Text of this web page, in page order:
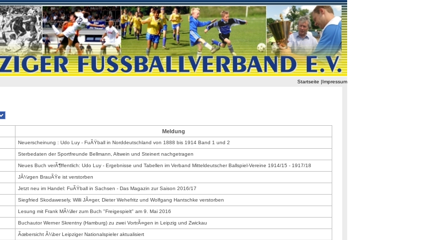
Startseite |Impressum
Meldung
Neuerscheinung : Udo Luy - FuÃŸball in Norddeutschland von 1888 bis 1914 Band 1 und 2
Sterbedaten der Sportfreunde Bellmann, Altwein und Steinert nachgetragen
Neues Buch verÃ¶ffentlich: Udo Luy - Ergebnisse und Tabellen im Verband Mitteldeutscher Ballspiel-Vereine 1914/15 - 1917/18
JÃ¼rgen BrauÃŸe ist verstorben
Jetzt neu im Handel: FuÃŸball in Sachsen - Das Magazin zur Saison 2016/17
Siegfried Skodawesely, Willi JÃ¤ger, Dieter Wehefritz und Wolfgang Hantschke verstorben
Lesung mit Frank MÃ¼ller zum Buch "Freigespielt" am 9. Mai 2016
Buchautor Werner Skrentny (Hamburg) zu zwei VortrÃ¤gen in Leipzig und Zwickau
Ãœbersicht Ã¼ber Leipziger Nationalspieler aktualisiert